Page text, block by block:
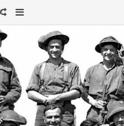
Article au hasard
Sidebar (barre latérale)